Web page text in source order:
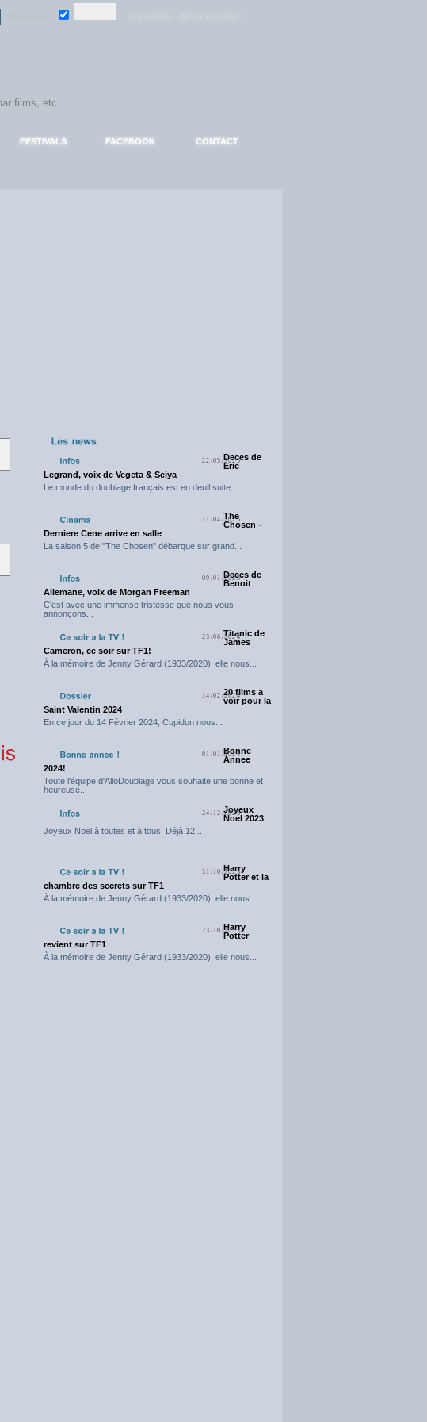
FESTIVALS FACEBOOK CONTACT
22/05/2025Deces de
Eric
Legrand, voix de Vegeta & Seiya
Le monde du doublage français est en deuil suite...
11/04/2025
The
Chosen -
Derniere Cene arrive en salle
La saison 5 de "The Chosen" débarque sur grand...
09/01/2025Deces de
Benoit
Allemane, voix de Morgan Freeman
C'est avec une immense tristesse que nous vous
annonçons...
23/06/2024Titanic de
James
Cameron, ce soir sur TF1!
À la mémoire de Jenny Gérard (1933/2020), elle nous...
14/02/202420 films a
voir pour la
Saint Valentin 2024
En ce jour du 14 Février 2024, Cupidon nous...
01/01/2024
Bonne
Annee
2024!
Toute l'équipe d'AlloDoublage vous souhaite une bonne et
heureuse...
24/12/2023
Joyeux
Noel 2023
Joyeux Noël à toutes et à tous! Déjà 12...
31/10/2023
Harry
Potter et la
chambre des secrets sur TF1
À la mémoire de Jenny Gérard (1933/2020), elle nous...
23/10/2023
Harry
Potter
revient sur TF1
À la mémoire de Jenny Gérard (1933/2020), elle nous...